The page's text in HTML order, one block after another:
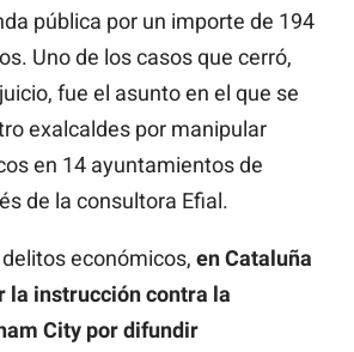
pública por un importe de 194
Uno de los casos que cerró,
fue el asunto en el que se
exalcaldes por manipular
en 14 ayuntamientos de
de la consultora Efial.
económicos, en Cataluña
la instrucción contra la
City por difundir